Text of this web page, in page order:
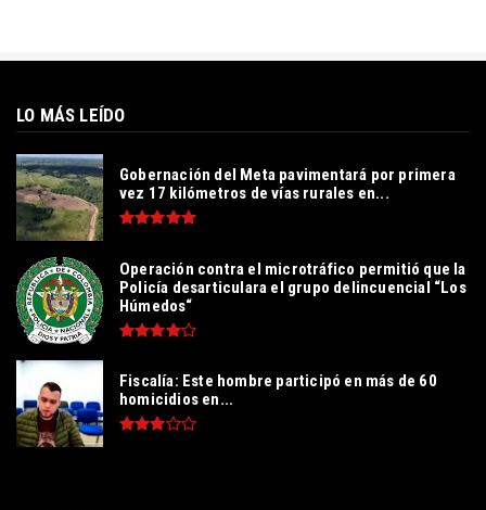
LO MÁS LEÍDO
Gobernación del Meta pavimentará por primera
vez 17 kilómetros de vías rurales en...
Operación contra el microtráfico permitió que la
Policía desarticulara el grupo delincuencial “Los
Húmedos“
Fiscalía: Este hombre participó en más de 60
homicidios en...